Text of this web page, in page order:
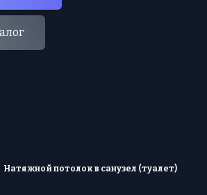
Натяжной потолок в санузел (туалет)